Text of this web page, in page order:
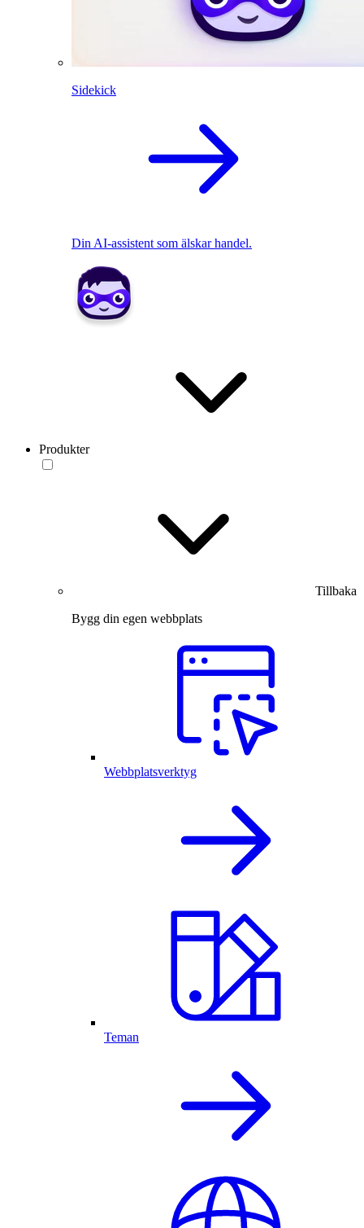
Sidekick
Din AI-assistent som älskar handel.
Produkter
Tillbaka
Bygg din egen webbplats
Webbplatsverktyg
Teman